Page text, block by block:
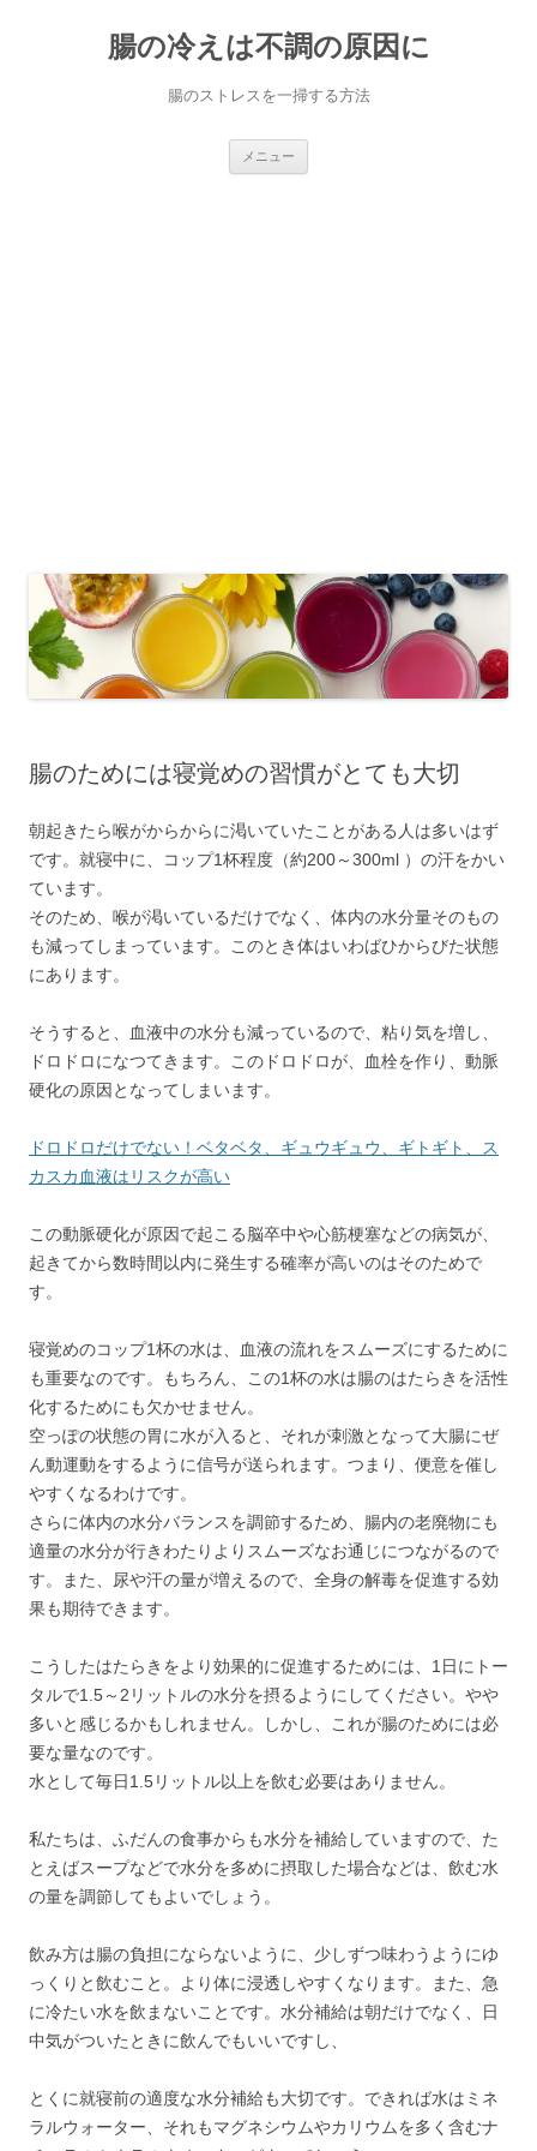
腸の冷えは不調の原因に
腸のストレスを一掃する方法
メニュー
腸のためには寝覚めの習慣がとても大切
朝起きたら喉がからからに渇いていたことがある人は多いはず
です。就寝中に、コップ1杯程度（約200～300ml ）の汗をかい
ています。
そのため、喉が渇いているだけでなく、体内の水分量そのもの
も減ってしまっています。このとき体はいわばひからびた状態
にあります。
そうすると、血液中の水分も減っているので、粘り気を増し、
ドロドロになつてきます。このドロドロが、血栓を作り、動脈
硬化の原因となってしまいます。
ドロドロだけでない！ベタベタ、ギュウギュウ、ギトギト、ス
カスカ血液はリスクが高い
この動脈硬化が原因で起こる脳卒中や心筋梗塞などの病気が、
起きてから数時間以内に発生する確率が高いのはそのためで
す。
寝覚めのコップ1杯の水は、血液の流れをスムーズにするために
も重要なのです。もちろん、この1杯の水は腸のはたらきを活性
化するためにも欠かせません。
空っぽの状態の胃に水が入ると、それが刺激となって大腸にぜ
ん動運動をするように信号が送られます。つまり、便意を催し
やすくなるわけです。
さらに体内の水分バランスを調節するため、腸内の老廃物にも
適量の水分が行きわたりよりスムーズなお通じにつながるので
す。また、尿や汗の量が増えるので、全身の解毒を促進する効
果も期待できます。
こうしたはたらきをより効果的に促進するためには、1日にトー
タルで1.5～2リットルの水分を摂るようにしてください。やや
多いと感じるかもしれません。しかし、これが腸のためには必
要な量なのです。
水として毎日1.5リットル以上を飲む必要はありません。
私たちは、ふだんの食事からも水分を補給していますので、た
とえばスープなどで水分を多めに摂取した場合などは、飲む水
の量を調節してもよいでしょう。
飲み方は腸の負担にならないように、少しずつ味わうようにゆ
っくりと飲むこと。より体に浸透しやすくなります。また、急
に冷たい水を飲まないことです。水分補給は朝だけでなく、日
中気がついたときに飲んでもいいですし、
とくに就寝前の適度な水分補給も大切です。できれば水はミネ
ラルウォーター、それもマグネシウムやカリウムを多く含むナ